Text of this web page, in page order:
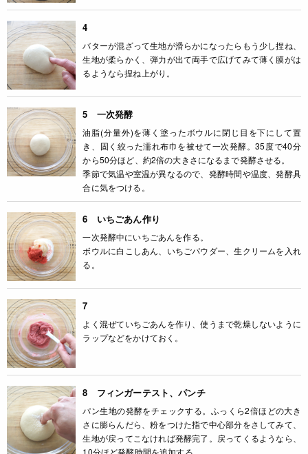
4
バターが混ざって生地が滑らかになったらもう少し捏ね、
生地が柔らかく、弾力が出て両手で広げてみて薄く膜がは
るようなら捏ね上がり。
5 一次発酵
油脂(分量外)を薄く塗ったボウルに閉じ目を下にして置
き、固く絞った濡れ布巾を被せて一次発酵。35度で40分
から50分ほど、約2倍の大きさになるまで発酵させる。
季節で気温や室温が異なるので、発酵時間や温度、発酵具
合に気をつける。
6 いちごあん作り
一次発酵中にいちごあんを作る。
ボウルに白こしあん、いちごパウダー、生クリームを入れ
る。
7
よく混ぜていちごあんを作り、使うまで乾燥しないように
ラップなどをかけておく。
8 フィンガーテスト、パンチ
パン生地の発酵をチェックする。ふっくら2倍ほどの大き
さに膨らんだら、粉をつけた指で中心部分をさしてみて、
生地が戻ってこなければ発酵完了。戻ってくるようなら、